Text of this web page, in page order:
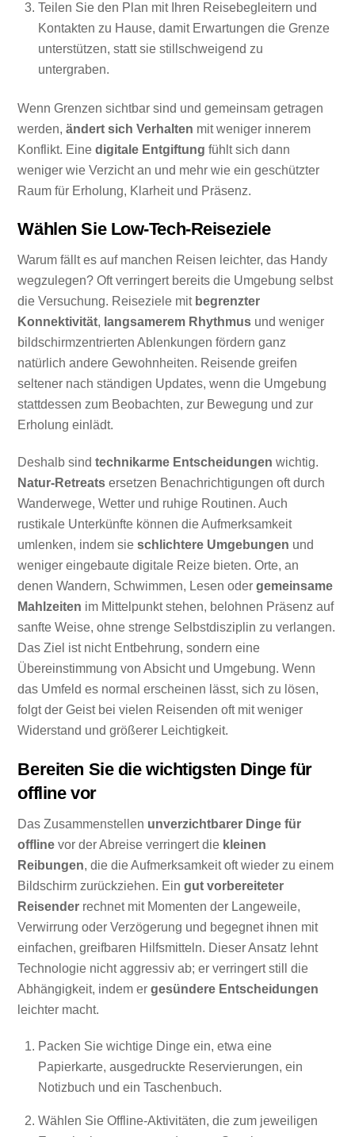
Teilen Sie den Plan mit Ihren Reisebegleitern und
Kontakten zu Hause, damit Erwartungen die Grenze
unterstützen, statt sie stillschweigend zu
untergraben.
Wenn Grenzen sichtbar sind und gemeinsam getragen
werden,ändert sich Verhalten mit weniger innerem
Konflikt. Einedigitale Entgiftung fühlt sich dann
weniger wie Verzicht an und mehr wie ein geschützter
Raum für Erholung, Klarheit und Präsenz.
Wählen Sie Low-Tech-Reiseziele
Warum fällt es auf manchen Reisen leichter, das Handy
wegzulegen? Oft verringert bereits die Umgebung selbst
die Versuchung. Reiseziele mit begrenzter
Konnektivität, langsamerem Rhythmus und weniger
bildschirmzentrierten Ablenkungen fördern ganz
natürlich andere Gewohnheiten. Reisende greifen
seltener nach ständigen Updates, wenn die Umgebung
stattdessen zum Beobachten, zur Bewegung und zur
Erholung einlädt.
Deshalb sindtechnikarme Entscheidungen wichtig.
Natur-Retreats ersetzen Benachrichtigungen oft durch
Wanderwege, Wetter und ruhige Routinen. Auch
rustikale Unterkünfte können die Aufmerksamkeit
umlenken, indem sieschlichtere Umgebungen und
weniger eingebaute digitale Reize bieten. Orte, an
denen Wandern, Schwimmen, Lesen odergemeinsame
Mahlzeiten im Mittelpunkt stehen, belohnen Präsenz auf
sanfte Weise, ohne strenge Selbstdisziplin zu verlangen.
Das Ziel ist nicht Entbehrung, sondern eine
Übereinstimmung von Absicht und Umgebung. Wenn
das Umfeld es normal erscheinen lässt, sich zu lösen,
folgt der Geist bei vielen Reisenden oft mit weniger
Widerstand und größerer Leichtigkeit.
Bereiten Sie die wichtigsten Dinge für
offline vor
Das Zusammenstellen unverzichtbarer Dinge für
offline vor der Abreise verringert die kleinen
Reibungen, die die Aufmerksamkeit oft wieder zu einem
Bildschirm zurückziehen. Eingut vorbereiteter
Reisender rechnet mit Momenten der Langeweile,
Verwirrung oder Verzögerung und begegnet ihnen mit
einfachen, greifbaren Hilfsmitteln. Dieser Ansatz lehnt
Technologie nicht aggressiv ab; er verringert still die
Abhängigkeit, indem ergesündere Entscheidungen
leichter macht.
Packen Sie wichtige Dinge ein, etwa eine
Papierkarte, ausgedruckte Reservierungen, ein
Notizbuch und ein Taschenbuch.
Wählen Sie Offline-Aktivitäten, die zum jeweiligen